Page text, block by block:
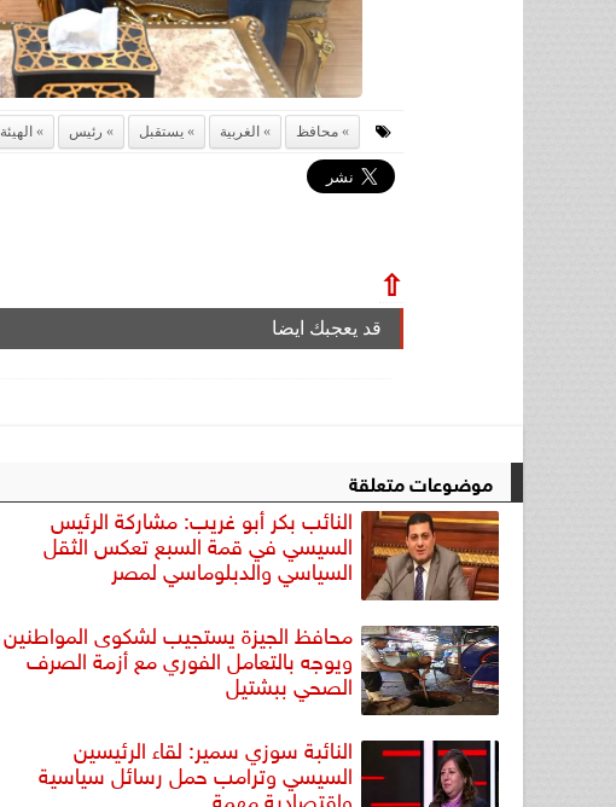
محافظ الغربية يستقبل رئيس الهيئة
⇧
قد يعجبك ايضا
موضوعات متعلقة
النائب بكر أبو غريب: مشاركة الرئيس
السيسي في قمة السبع تعكس الثقل
السياسي والدبلوماسي لمصر
محافظ الجيزة يستجيب لشكوى المواطنين
ويوجه بالتعامل الفوري مع أزمة الصرف
الصحي ببشتيل
النائبة سوزي سمير: لقاء الرئيسين
السيسي وترامب حمل رسائل سياسية
واقتصادية مهمة